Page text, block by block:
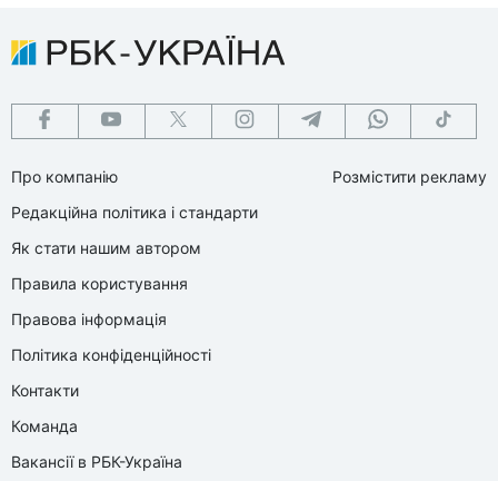
Про компанію
Редакційна політика і стандарти
Як стати нашим автором
Правила користування
Правова інформація
Політика конфіденційності
Контакти
Команда
Вакансії в РБК-Україна
Розмістити рекламу